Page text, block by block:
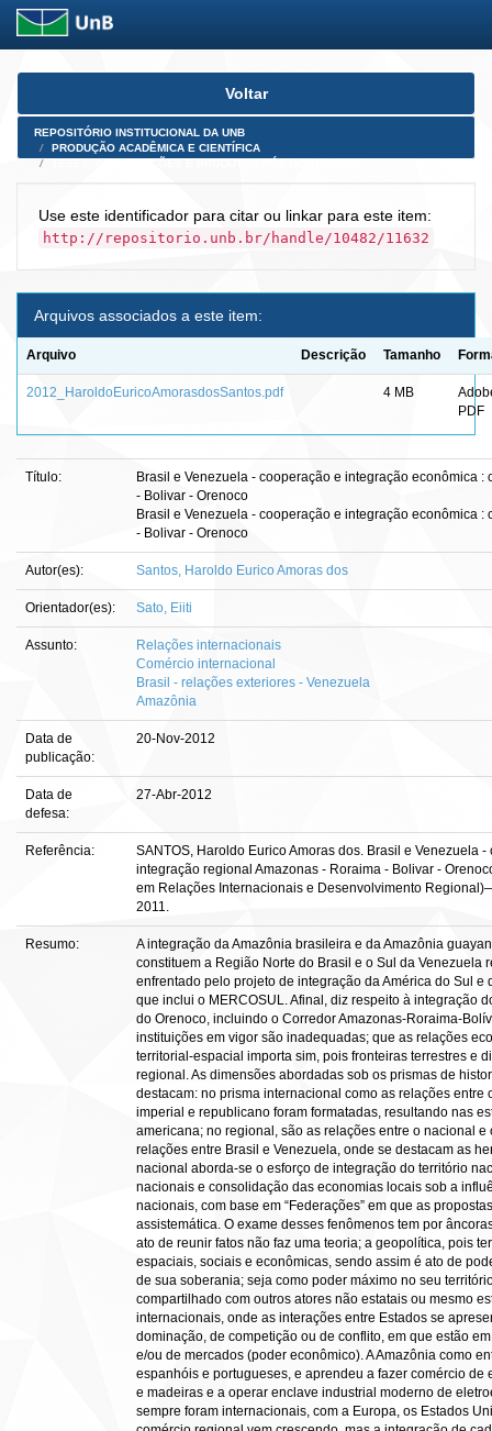
Skip
Voltar
REPOSITÓRIO INSTITUCIONAL DA UNB
PRODUÇÃO ACADÊMICA E CIENTÍFICA
Use este identificador para citar ou linkar para este item:
http://repositorio.unb.br/handle/10482/11632
Arquivos associados a este item:
Arquivo Descrição Tamanho
2012_HaroldoEuricoAmorasdosSantos.pdf 4 MB
PDF
Título:
Brasil e Venezuela - cooperação e integração econômica
- Bolivar - Orenoco
Brasil e Venezuela - cooperação e integração econômica
- Bolivar - Orenoco
Autor(es): Santos, Haroldo Eurico Amoras dos
Orientador(es): Sato, Eiiti
Assunto:
Relações internacionais
Comércio internacional
Brasil - relações exteriores - Venezuela
Amazônia
Data de
publicação:
20-Nov-2012
Data de
defesa:
27-Abr-2012
Referência:
SANTOS, Haroldo Eurico Amoras dos. Brasil e Venezuela
integração regional Amazonas - Roraima - Bolivar -
em Relações Internacionais e Desenvolvimento
2011.
Resumo:
A integração da Amazônia brasileira e da Amazônia
constituem a Região Norte do Brasil e o Sul da Venezuela
enfrentado pelo projeto de integração da América do Sul
que inclui o MERCOSUL. Afinal, diz respeito à integração
do Orenoco, incluindo o Corredor Amazonas-Roraima-
instituições em vigor são inadequadas; que as relações
territorial-espacial importa sim, pois fronteiras terrestres e
regional. As dimensões abordadas sob os prismas de
destacam: no prisma internacional como as relações
imperial e republicano foram formatadas, resultando nas
americana; no regional, são as relações entre o nacional
relações entre Brasil e Venezuela, onde se destacam as
nacional aborda-se o esforço de integração do território
nacionais e consolidação das economias locais sob a
nacionais, com base em “Federações” em que as
assistemática. O exame desses fenômenos tem por
ato de reunir fatos não faz uma teoria; a geopolítica, pois
espaciais, sociais e econômicas, sendo assim é ato de
de sua soberania; seja como poder máximo no seu
compartilhado com outros atores não estatais ou mesmo
internacionais, onde as interações entre Estados se
dominação, de competição ou de conflito, em que estão
e/ou de mercados (poder econômico). A Amazônia como
espanhóis e portugueses, e aprendeu a fazer comércio
e madeiras e a operar enclave industrial moderno de
sempre foram internacionais, com a Europa, os Estados